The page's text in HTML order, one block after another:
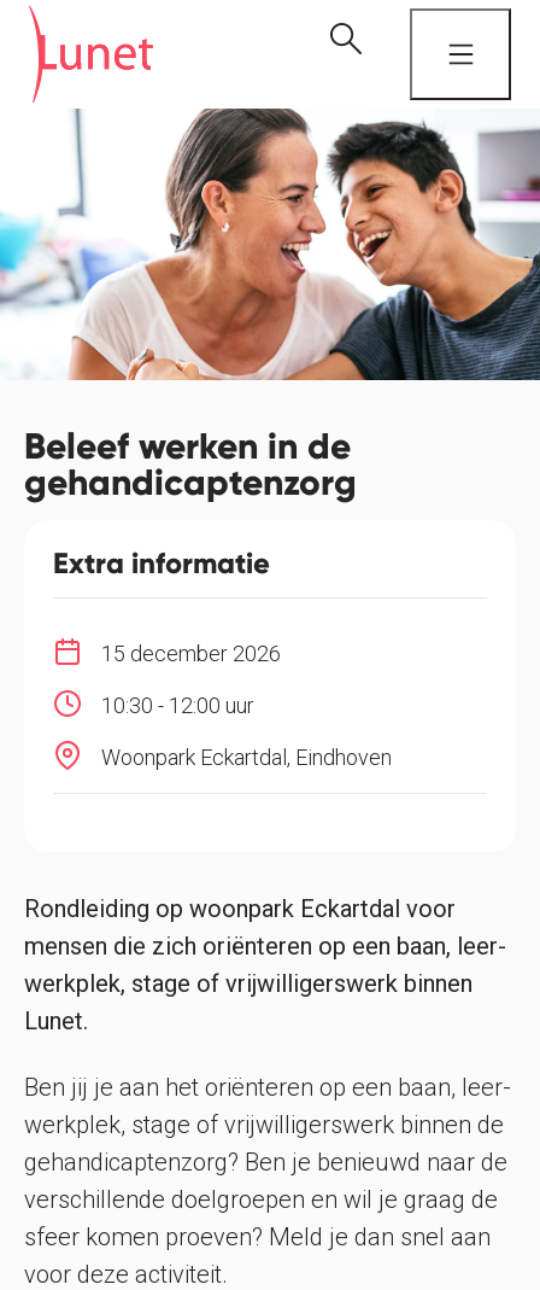
Beleef werken in de
gehandicaptenzorg
Rondleiding op woonpark Eckartdal voor
mensen die zich oriënteren op een baan, leer-
werkplek, stage of vrijwilligerswerk binnen
Lunet.
Ben jij je aan het oriënteren op een baan, leer-
werkplek, stage of vrijwilligerswerk binnen de
gehandicaptenzorg? Ben je benieuwd naar de
verschillende doelgroepen en wil je graag de
sfeer komen proeven? Meld je dan snel aan
voor deze activiteit.
Extra informatie
15 december 2026
10:30 - 12:00 uur
Woonpark Eckartdal, Eindhoven